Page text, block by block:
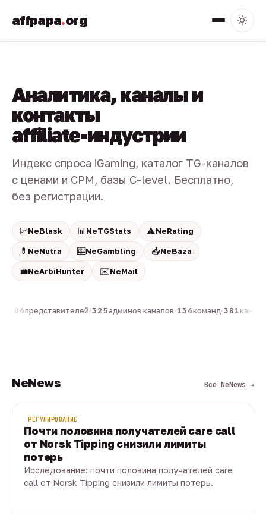
affpapa.org
Аналитика, каналы и
контакты
affiliate-индустрии
Индекс спроса iGaming, каталог TG-каналов
с ценами и CPM, базы C-level. Бесплатно,
без регистрации.
📈NeBlask 📊 NeTGStats ⚠️NeRating
💊 NeNutra 🎰NeGambling 📥NeBaza
💼NeArbiHunter ✉️NeMail
804представителей·325админов каналов·134команд·381
NeNews Все NeNews →
РЕГУЛИРОВАНИЕ
Почти половина получателей care call
от Norsk Tipping снизили лимиты
потерь
Исследование: почти половина получателей care
call от Norsk Tipping снизили лимиты потерь.